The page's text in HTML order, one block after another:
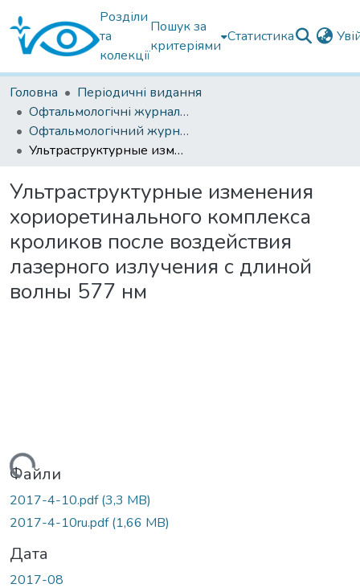
Розділи
та
колекції
Пошук за
критеріями
Статистика
Головна
Періодичні видання
Офтальмологічні журнали українські
Офтальмологічний журнал 2017
Ультраструктурные изменения хориоретинального комплекса кроликов после воздействия лазерного излучения с длиной волны 577 нм
Ультраструктурные изменения
хориоретинального комплекса
кроликов после воздействия
лазерного излучения с длиной
волны 577 нм
Файли
2017-4-10.pdf(3,3 MB)
2017-4-10ru.pdf(1,66 MB)
Дата
2017-08